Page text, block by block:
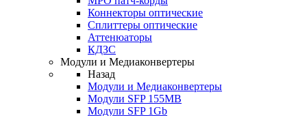
Коннекторы оптические
Сплиттеры оптические
Аттенюаторы
КДЗС
Модули и Медиаконвертеры
Назад
Модули и Медиаконвертеры
Модули SFP 155MB
Модули SFP 1Gb